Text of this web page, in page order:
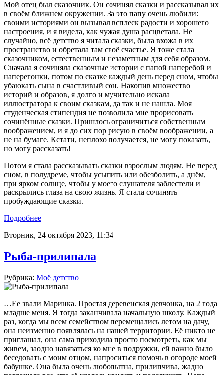
Мой отец был сказочник. Он сочинял сказки и рассказывал их
в своём ближнем окружении. За это папу очень любили:
своими историями он вызывал всплеск радости и хорошего
настроения, и я видела, как чужая душа расцветала. Не
случайно, всё детство я читала сказки, была вхожа в их
пространство и обретала там своё счастье. Я тоже стала
сказочником, естественным и незаметным для себя образом.
Сначала я сочиняла сказочные истории с папой наперебой и
наперегонки, потом по сказке каждый день перед сном, чтобы
убаюкать сына в счастливый сон. Накопив множество
историй и образов, я долго и мучительно искала
иллюстратора к своим сказкам, да так и не нашла. Моя
студенческая стипендия не позволила мне прорисовать
сочинённые сказки. Пришлось ограничиться собственным
воображением, и я до сих пор рисую в своём воображении, а
не на бумаге. Кстати, неплохо получается, не могу показать,
но могу рассказать!
Потом я стала рассказывать сказки взрослым людям. Не перед
сном, в полудреме, чтобы усыпить или обезболить, а днём,
при ярком солнце, чтобы у моего слушателя заблестели и
раскрылись глаза на свою жизнь. Я стала сочинять
пробуждающие сказки.
Подробнее
Вторник, 24 октября 2023, 11:34
Рыба-прилипала
Рубрика: Моё детство
…Ее звали Маринка. Простая деревенская девчонка, на 2 года
младше меня. Я тогда заканчивала начальную школу. Каждый
раз, когда мы всем семейством перемещались летом на дачу,
она неизменно появлялась на нашей территории. Её никто не
приглашал, она сама приходила просто посмотреть, как мы
живем, заодно навязаться ко мне в подружки, ей важно было
беседовать с моим отцом, напроситься помочь в огороде моей
бабушке. Она была очень любопытна, прилипчива, жадно